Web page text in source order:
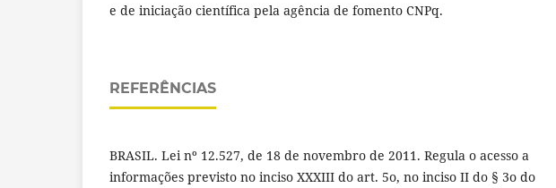
e de iniciação científica pela agência de fomento CNPq.
REFERÊNCIAS
BRASIL. Lei nº 12.527, de 18 de novembro de 2011. Regula o acesso a
informações previsto no inciso XXXIII do art. 5o, no inciso II do § 3o do